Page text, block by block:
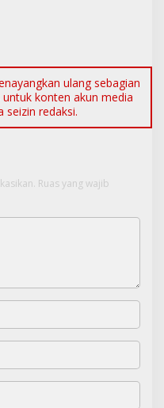
ulang sebagian
konten akun media
seizin redaksi.
Ruas yang wajib